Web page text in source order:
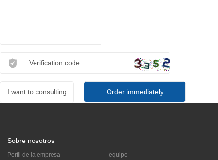
I want to consulting
Sobre nosotros
Perfil de la empresa equipo